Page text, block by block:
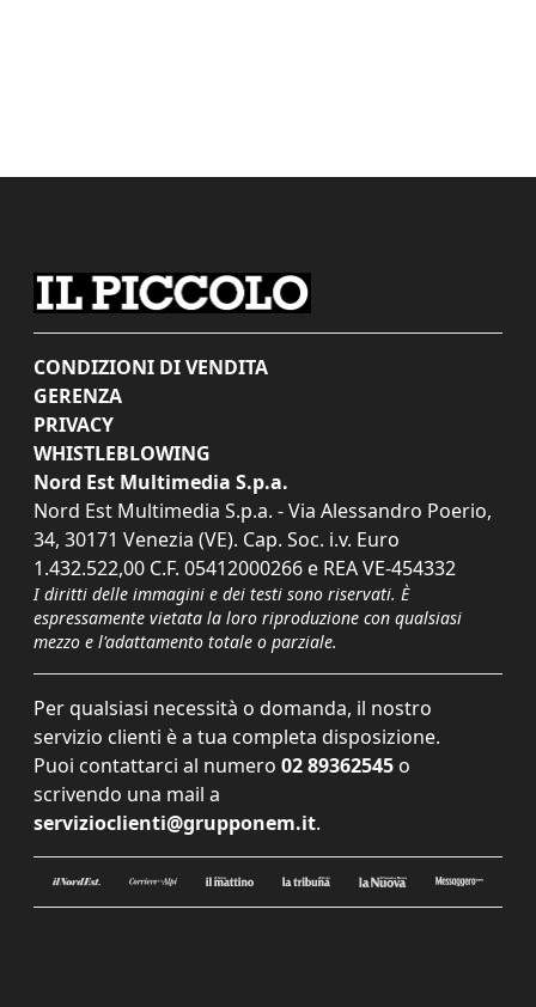
CONDIZIONI DI VENDITA
GERENZA
PRIVACY
WHISTLEBLOWING
Nord Est Multimedia S.p.a.
Nord Est Multimedia S.p.a. - Via Alessandro Poerio,
34, 30171 Venezia (VE). Cap. Soc. i.v. Euro
1.432.522,00 C.F. 05412000266 e REA VE-454332
I diritti delle immagini e dei testi sono riservati. È
espressamente vietata la loro riproduzione con qualsiasi
mezzo e l'adattamento totale o parziale.
Per qualsiasi necessità o domanda, il nostro
servizio clienti è a tua completa disposizione.
Puoi contattarci al numero 02 89362545 o
scrivendo una mail a
servizioclienti@grupponem.it.